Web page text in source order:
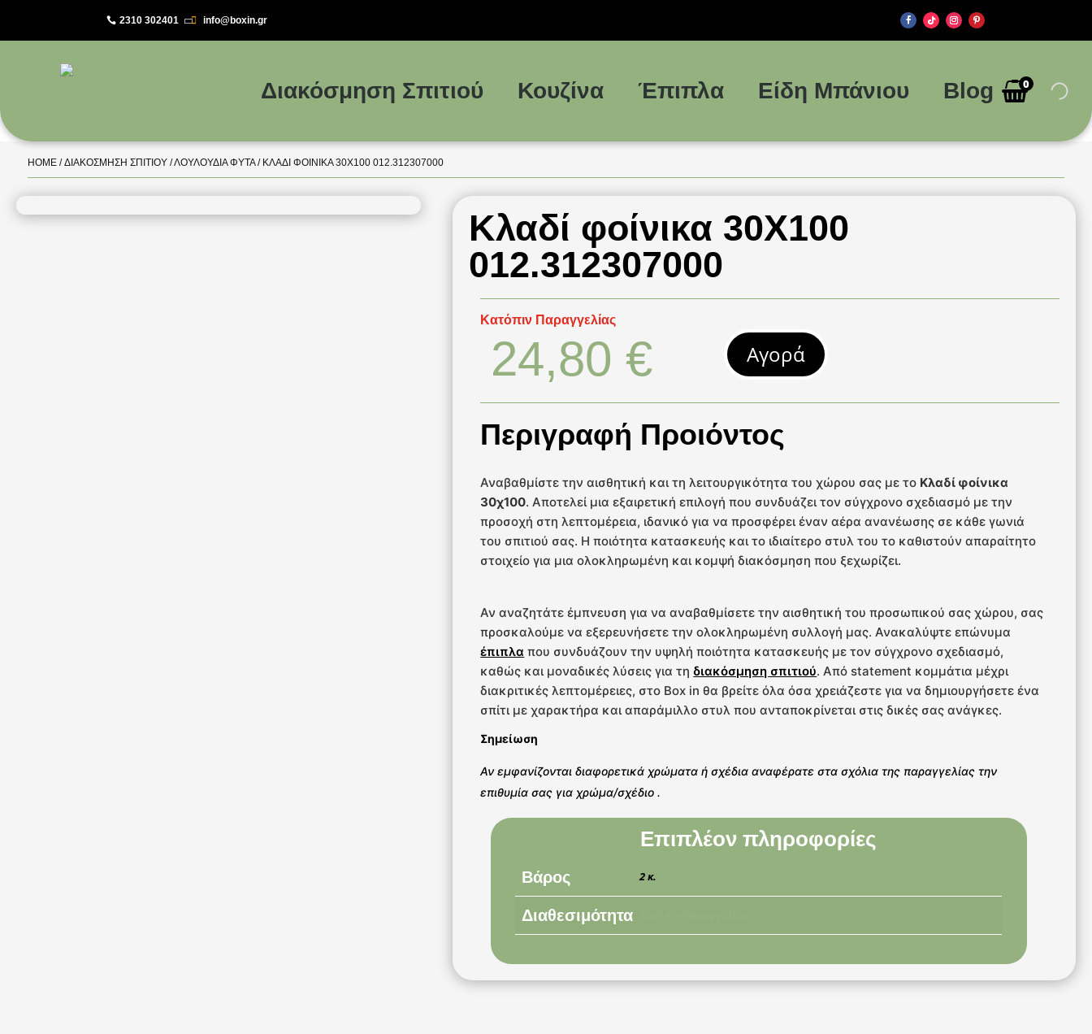
2310 302401  info@boxin.gr
Διακόσμηση Σπιτιού Κουζίνα Έπιπλα Είδη Μπάνιου Blog 0
HOME/ΔΙΑΚΌΣΜΗΣΗ ΣΠΙΤΙΟΎ/ΛΟΥΛΟΎΔΙΑ ΦΥΤΆ/ ΚΛΑΔΊ ΦΟΊΝΙΚΑ 30Χ100 012.312307000
Κλαδί φοίνικα 30Χ100
012.312307000
Κατόπιν Παραγγελίας
24,80€ Αγορά
Περιγραφή Προιόντος
Αναβαθμίστε την αισθητική και τη λειτουργικότητα του χώρου σας με το Κλαδί φοίνικα
30χ100. Αποτελεί μια εξαιρετική επιλογή που συνδυάζει τον σύγχρονο σχεδιασμό με την
προσοχή στη λεπτομέρεια, ιδανικό για να προσφέρει έναν αέρα ανανέωσης σε κάθε γωνιά
του σπιτιού σας. Η ποιότητα κατασκευής και το ιδιαίτερο στυλ του το καθιστούν απαραίτητο
στοιχείο για μια ολοκληρωμένη και κομψή διακόσμηση που ξεχωρίζει.
Αν αναζητάτε έμπνευση για να αναβαθμίσετε την αισθητική του προσωπικού σας χώρου, σας
προσκαλούμε να εξερευνήσετε την ολοκληρωμένη συλλογή μας. Ανακαλύψτε επώνυμα
έπιπλα που συνδυάζουν την υψηλή ποιότητα κατασκευής με τον σύγχρονο σχεδιασμό,
καθώς και μοναδικές λύσεις για τηδιακόσμηση σπιτιού. Από statement κομμάτια μέχρι
διακριτικές λεπτομέρειες, στο Box in θα βρείτε όλα όσα χρειάζεστε για να δημιουργήσετε ένα
σπίτι με χαρακτήρα και απαράμιλλο στυλ που ανταποκρίνεται στις δικές σας ανάγκες.
Σημείωση
Αν εμφανίζονται διαφορετικά χρώματα ή σχέδια αναφέρατε στα σχόλια της παραγγελίας την
επιθυμία σας για χρώμα/σχέδιο .
Επιπλέον πληροφορίες
Βάρος 2 κ.
Διαθεσιμότητα